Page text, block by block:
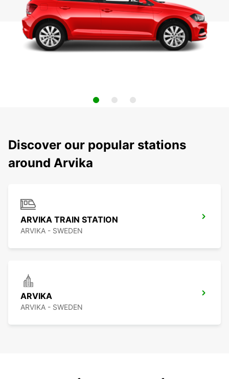
Discover our popular stations
around Arvika
ARVIKA TRAIN STATION
ARVIKA - SWEDEN
ARVIKA
ARVIKA - SWEDEN